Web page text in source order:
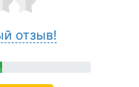
отзыв!